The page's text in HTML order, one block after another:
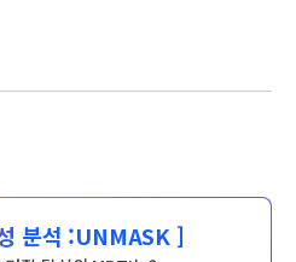
분석 :UNMASK ]